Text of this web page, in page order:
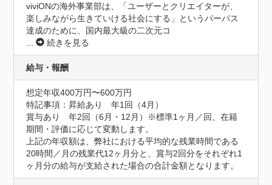
viviONの海外事業部は、「ユーザーとクリエイターが、
楽しみながら生きていける社会にする」というパーパス
達成のために、国内最大級の二次元コ
...
続きを見る
給与・報酬
想定年収400万円〜600万円
特記事項：昇給あり　年1回（4月）
賞与あり　年2回（6月・12月）※標準1ヶ月／回、在籍
期間・評価に応じて変動します。
上記の年収額は、弊社における平均的な残業時間である
20時間／月の残業代12ヶ月分と、賞与2回分をそれぞれ1
ヶ月分の給与が支給された場合の合計金額となります。